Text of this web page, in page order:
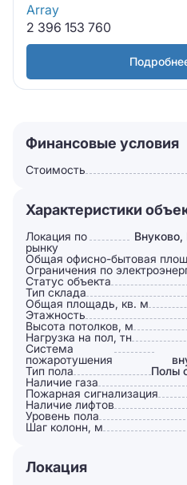
Array
2 396 153 760
Финансовые условия
Стоимость
Характеристики
Локация по
рынку
Общая офисно-бытовая
Ограничения по
Статус объекта
Тип склада
Общая площадь, кв. м
Этажность
Высота потолков, м
Нагрузка на пол, тн
Система
пожаротушения
Тип пола
Полы
Наличие газа
Пожарная сигнализация
Наличие лифтов
Уровень пола
Шаг колонн, м
Локация